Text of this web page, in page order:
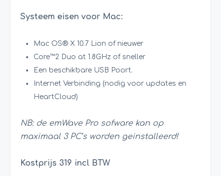
Systeem eisen voor Mac:
Mac OS® X 10.7 Lion of nieuwer
Core™2 Duo at 1.8GHz of sneller
Een beschikbare USB Poort.
Internet Verbinding (nodig voor updates en
HeartCloud)
NB: de emWave Pro sofware kan op
maximaal 3 PC’s worden geinstalleerd!
Kostprijs 319 incl BTW